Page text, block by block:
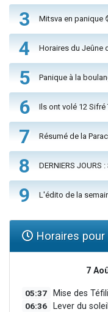
3 Mitsva en panique
4 Horaires du Jeûne
5 Panique à la
6 Ils ont volé 12 Sifré
7 Résumé de la
8 DERNIERS JOURS
9 L'édito de la
Horaires pour
7
05:37 Mise des
06:36 Lever du soleil